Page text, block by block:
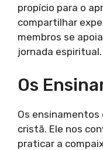
propício para o
compartilhar
membros se
jornada espiritual.
Os
Os ensinamentos
cristã. Ele nos
praticar a